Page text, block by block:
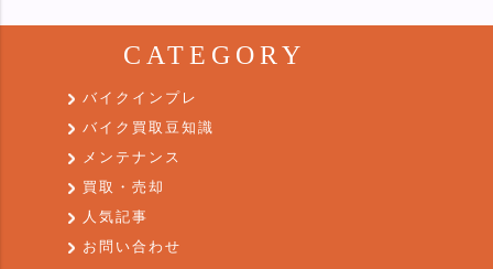
CATEGORY
バイクインプレ
バイク買取豆知識
メンテナンス
買取・売却
人気記事
お問い合わせ